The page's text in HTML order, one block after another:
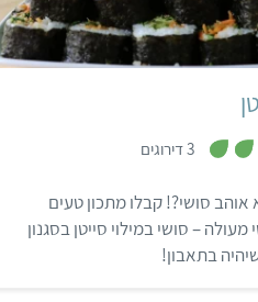
3 דירוגים
מ
ו
אוהב סושי?! קבלו מתכון טעים
– סושי במילוי סייטן בסגנון
בתאבון!